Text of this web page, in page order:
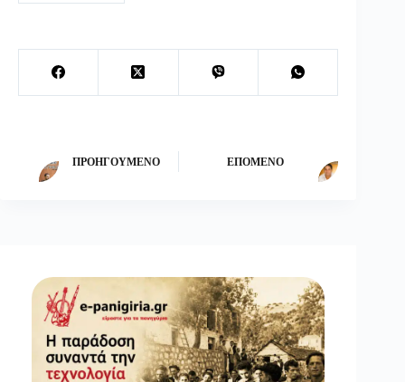
ΠΡΟΗΓΟΎΜΕΝΟ ΕΠΌΜΕΝΟ